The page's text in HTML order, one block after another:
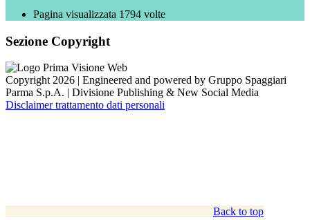
Pagina visualizzata 1794 volte
Sezione Copyright
Copyright 2026 | Engineered and powered by Gruppo Spaggiari
Parma S.p.A. | Divisione Publishing & New Social Media
Disclaimer trattamento dati personali
Back to top